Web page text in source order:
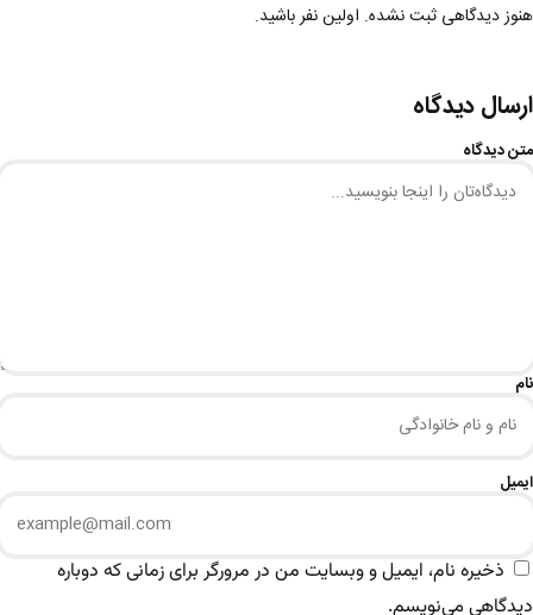
هنوز دیدگاهی ثبت نشده. اولین نفر باشید.
ارسال دیدگاه
متن دیدگاه
نام
ایمیل
ذخیره نام، ایمیل و وبسایت من در مرورگر برای زمانی که دوباره
دیدگاهی می‌نویسم.